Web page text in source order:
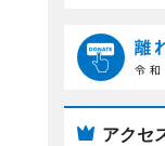
アクセ